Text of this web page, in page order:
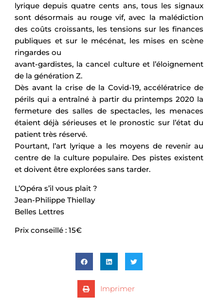
lyrique depuis quatre cents ans, tous les signaux
sont désormais au rouge vif, avec la malédiction
des coûts croissants, les tensions sur les finances
publiques et sur le mécénat, les mises en scène
ringardes ou
avant-gardistes, la cancel culture et l’éloignement
de la génération Z.
Dès avant la crise de la Covid-19, accélératrice de
périls qui a entraîné à partir du printemps 2020 la
fermeture des salles de spectacles, les menaces
étaient déjà sérieuses et le pronostic sur l’état du
patient très réservé.
Pourtant, l’art lyrique a les moyens de revenir au
centre de la culture populaire. Des pistes existent
et doivent être explorées sans tarder.
L’Opéra s’il vous plait ?
Jean-Philippe Thiellay
Belles Lettres
Prix conseillé : 15€
Imprimer